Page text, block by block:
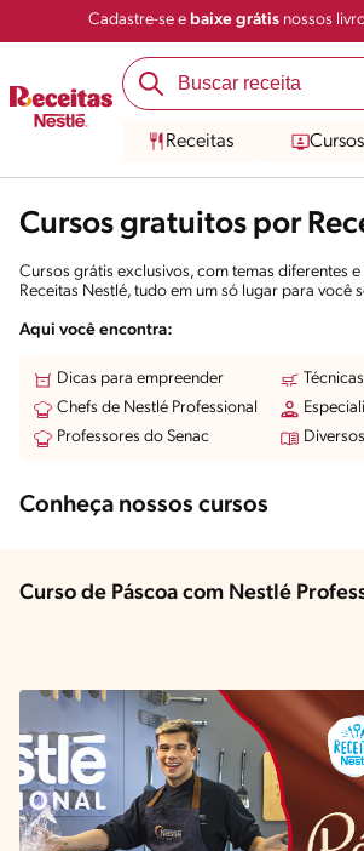
Cadastre-se e baixe grátisnossos
Receitas Cursos
Cursos gratuitos por
Cursos grátis exclusivos, com temas diferentes
Receitas Nestlé, tudo em um só lugar para você
Aqui você encontra:
Dicas para empreender
Chefs de Nestlé Professional
Professores do Senac
Conheça nossos cursos
Curso de Páscoa com Nestlé